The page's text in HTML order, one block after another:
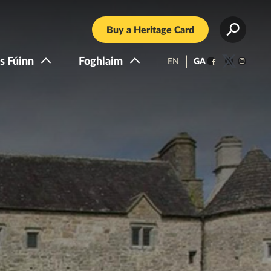
Buy a Heritage Card
Fúinn Foghlaim EN GAFacebook
Twitter